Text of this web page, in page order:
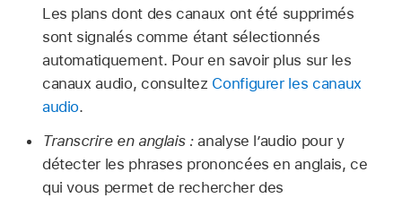
Les plans dont des canaux ont été supprimés
sont signalés comme étant sélectionnés
automatiquement. Pour en savoir plus sur les
canaux audio, consultez Configurer les canaux
audio.
Transcrire en anglais :analyse l’audio pour y
détecter les phrases prononcées en anglais, ce
qui vous permet de rechercher des